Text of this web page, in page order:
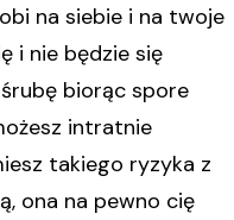
na siebie i na twoje
i nie będzie się
biorąc spore
intratnie
takiego ryzyka z
ona na pewno cię